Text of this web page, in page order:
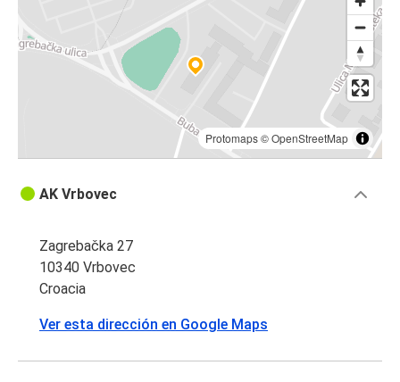
Protomaps©OpenStreetMap
AK Vrbovec
Zagrebačka 27
10340 Vrbovec
Croacia
Ver esta dirección en Google Maps